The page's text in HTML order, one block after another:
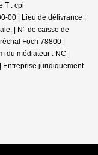
T : cpi
00 | Lieu de délivrance :
| N° de caisse de
Foch 78800 |
du médiateur : NC |
Entreprise juridiquement